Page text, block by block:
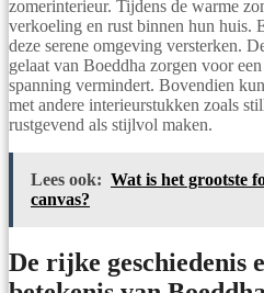
zomerinterieur. Tijdens de warme
verkoeling en rust binnen hun huis.
deze serene omgeving versterken.
gelaat van Boeddha zorgen voor
spanning vermindert. Bovendien
met andere interieurstukken zoals
rustgevend als stijlvol maken.
Lees ook: Wat is het grootste
canvas?
De rijke geschiedenis